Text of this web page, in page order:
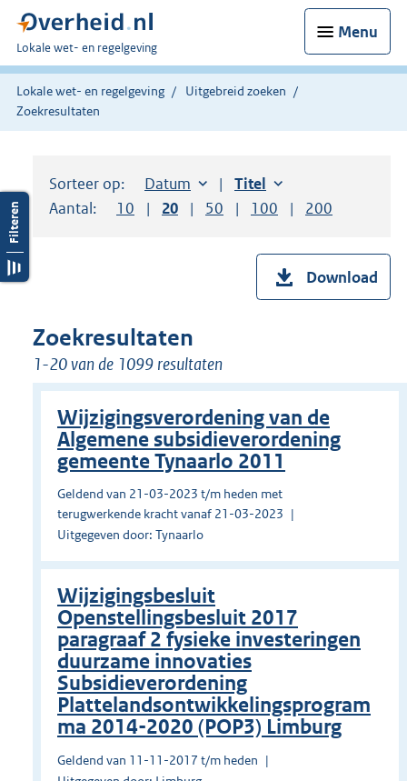
Menu
U
bent
hier:
Lokale wet- en regelgeving
Lokale wet- en regelgeving
Uitgebreid zoeken
Zoekresultaten
Sorteer op: Sorteer op:
Datum aflopendSorteer op:
Titel oplopend
Aantal:
Toon
10 resultaten per pagina
Toon
20 resultaten per pagina
Toon
50 resultaten per pagina
Toon
100 resultaten per
Toon
200
Download
Zoekresultaten
1-20 van de 1099 resultaten
Wijzigingsverordening van de
Algemene subsidieverordening
gemeente Tynaarlo 2011
Geldend van 21-03-2023 t/m heden met
terugwerkende kracht vanaf 21-03-2023
Uitgegeven door: Tynaarlo
Wijzigingsbesluit
Openstellingsbesluit 2017
paragraaf 2 fysieke investeringen
duurzame innovaties
Subsidieverordening
Plattelandsontwikkelingsprogram
ma 2014-2020 (POP3) Limburg
Geldend van 11-11-2017 t/m heden